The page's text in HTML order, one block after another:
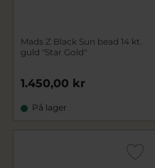
Mads Z Black Sun bead 14 kt.
guld "Star Gold"
1.450,00 kr
På lager